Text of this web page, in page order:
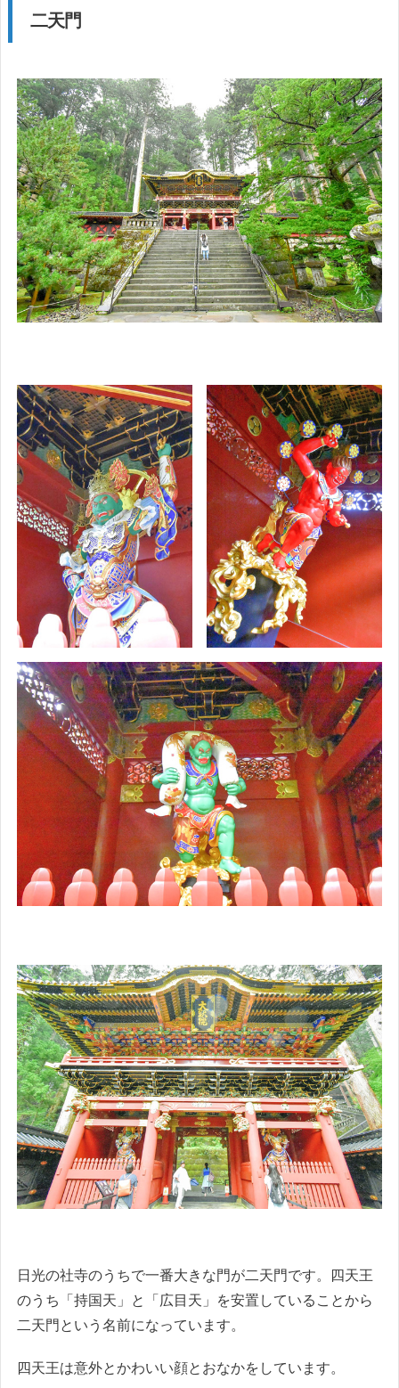
二天門
日光の社寺のうちで一番大きな門が二天門です。四天王
のうち「持国天」と「広目天」を安置していることから
二天門という名前になっています。
四天王は意外とかわいい顔とおなかをしています。